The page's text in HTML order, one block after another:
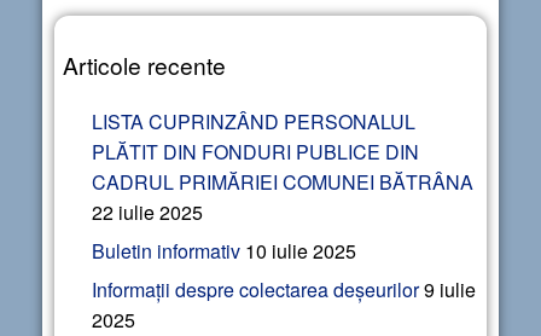
Articole recente
LISTA CUPRINZÂND PERSONALUL
PLĂTIT DIN FONDURI PUBLICE DIN
CADRUL PRIMĂRIEI COMUNEI BĂTRÂNA
22 iulie 2025
Buletin informativ 10 iulie 2025
Informații despre colectarea deșeurilor9 iulie
2025